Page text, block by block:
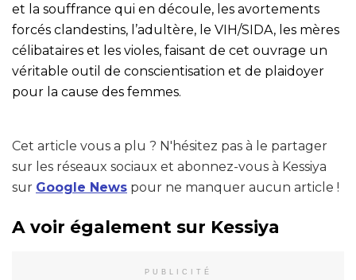
et la souffrance qui en découle, les avortements
forcés clandestins, l’adultère, le VIH/SIDA, les mères
célibataires et les violes, faisant de cet ouvrage un
véritable outil de conscientisation et de plaidoyer
pour la cause des femmes.
Cet article vous a plu ? N'hésitez pas à le partager
sur les réseaux sociaux et abonnez-vous à Kessiya
sur Google News pour ne manquer aucun article !
A voir également sur Kessiya
PUBLICITÉ